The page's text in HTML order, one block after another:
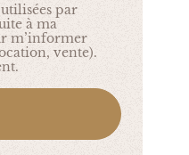
utilisées par
à ma
m’informer
vente).